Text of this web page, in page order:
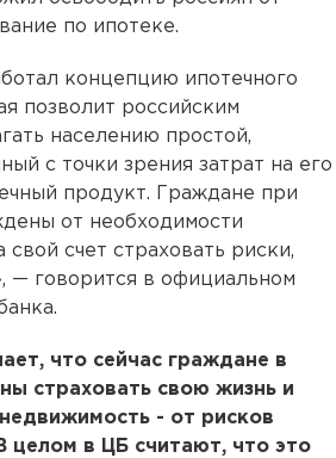
по ипотеке.
концепцию ипотечного
позволит российским
населению простой,
с точки зрения затрат на его
продукт. Граждане при
от необходимости
свой счет страховать риски,
— говорится в официальном
что сейчас граждане в
страховать свою жизнь и
- от рисков
целом в ЦБ считают, что это